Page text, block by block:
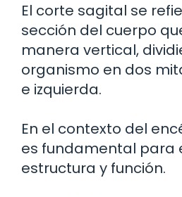
El corte sagital se
sección del cuerpo
manera vertical,
organismo en dos
e izquierda.
En el contexto del
es fundamental para
estructura y función.